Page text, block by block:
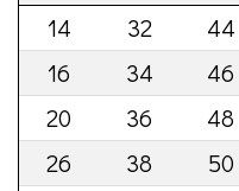
14
32
44
16
34
46
20
36
48
26
38
50